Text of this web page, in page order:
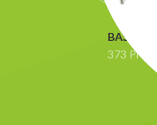
BAŠTA
373